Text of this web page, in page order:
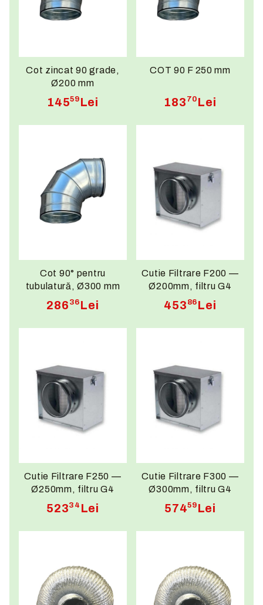
Cot zincat 90 grade,
Ø200 mm
14559 Lei
COT 90 F 250 mm
183 70 Lei
Cot 90° pentru
tubulatură, Ø300 mm
286 36 Lei
Cutie Filtrare F200 —
Ø200mm, filtru G4
inclus,
300×300×150mm
453 86 Lei
Cutie Filtrare F250 —
Ø250mm, filtru G4
inclus,
350×350×150mm
52334 Lei
Cutie Filtrare F300 —
Ø300mm, filtru G4
inclus,
350×350×150mm
57459 Lei